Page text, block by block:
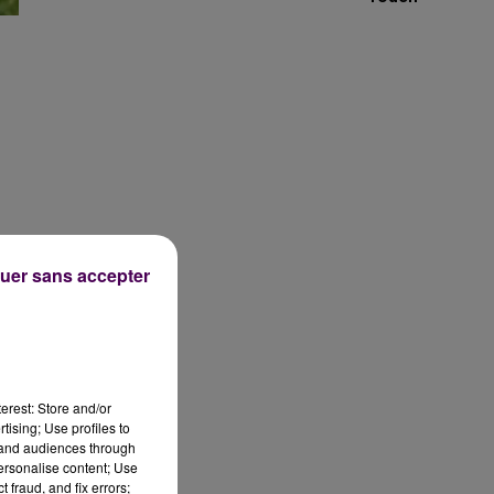
Store and/or
Use profiles to
audiences through
content; Use
fraud, and fix errors;
sans accepter